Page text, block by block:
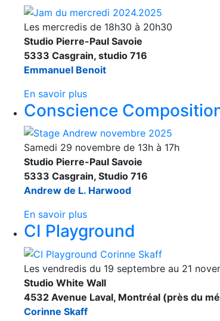
Les mercredis de 18h30 à 20h30
Studio Pierre-Paul Savoie
5333 Casgrain, studio 716
Emmanuel Benoit
En savoir plus
Conscience
Samedi 29 novembre de 13h à 17h
Studio Pierre-Paul Savoie
5333 Casgrain, Studio 716
Andrew de L. Harwood
En savoir plus
CI Playground
Les vendredis du 19 septembre au 21
Studio White Wall
4532 Avenue Laval, Montréal (près du
Corinne Skaff